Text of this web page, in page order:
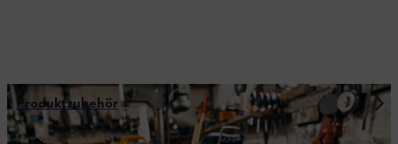
Produktzubehör